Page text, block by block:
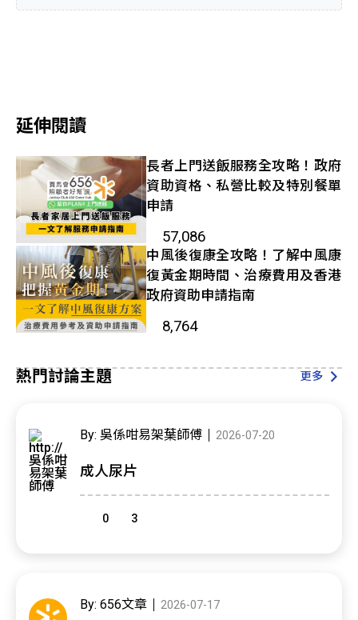
熱門討論主題 更多
By: 吳係咁易架葉師傅 2026-07-20
成人尿片
0 3
By: 656文章 2026-07-17
延伸閱讀​
長者上門送飯服務全攻略！政府
資助資格、私營比較及特別餐單
申請
57,086
中風後復康全攻略！了解中風康
復黃金期時間、治療費用及香港
政府資助申請指南
8,764